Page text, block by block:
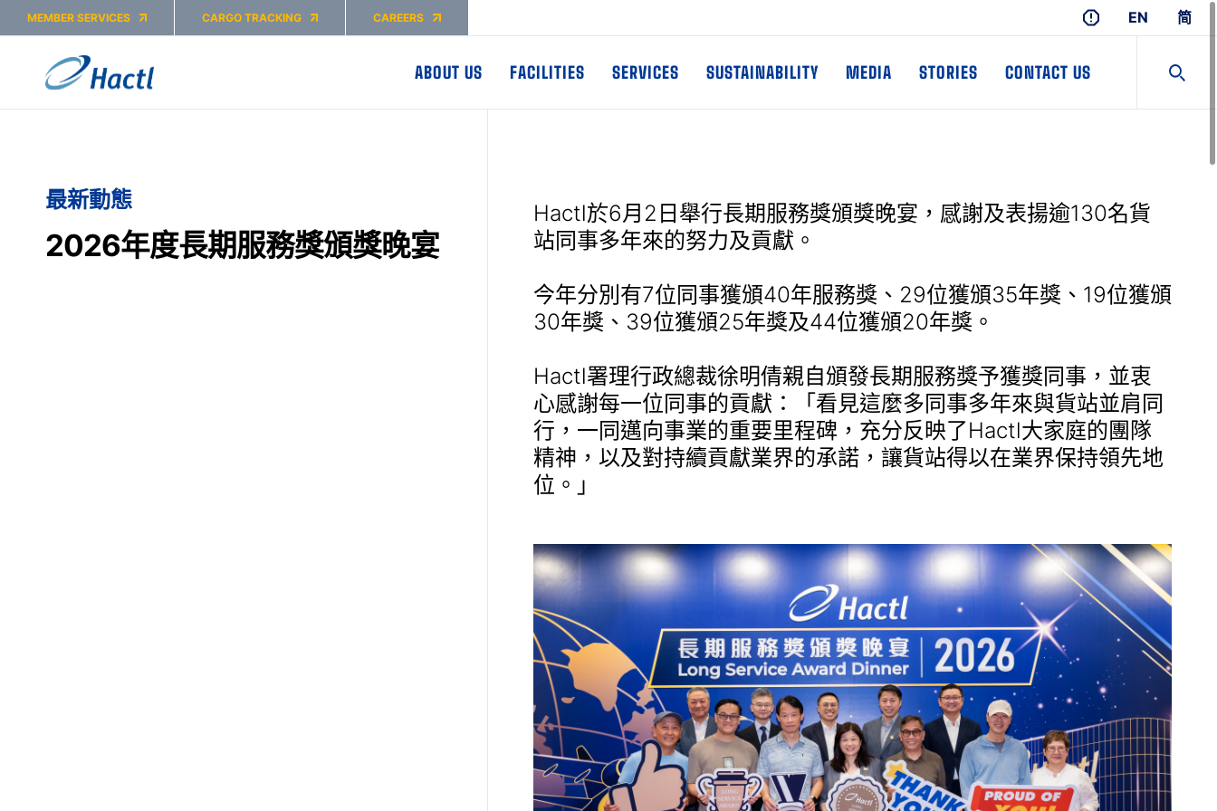
MEMBER SERVICES CARGO TRACKING CAREERS EN 简
ABOUT US FACILITIES SERVICES SUSTAINABILITY MEDIA STORIES CONTACT US
最新動態
2026年度長期服務獎頒獎晚宴
Hactl於6月2日舉行長期服務獎頒獎晚宴，感謝及表揚逾130名貨
站同事多年來的努力及貢獻。
今年分別有7位同事獲頒40年服務獎、29位獲頒35年獎、19位獲頒
30年獎、39位獲頒25年獎及44位獲頒20年獎。
Hactl署理行政總裁徐明倩親自頒發長期服務獎予獲獎同事，並衷
心感謝每一位同事的貢獻：「看見這麼多同事多年來與貨站並肩同
行，一同邁向事業的重要里程碑，充分反映了Hactl大家庭的團隊
精神，以及對持續貢獻業界的承諾，讓貨站得以在業界保持領先地
位。」